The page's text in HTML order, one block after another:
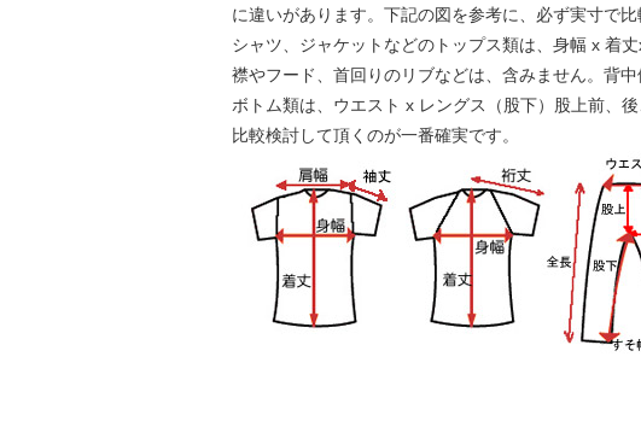
に違いがあります。下記の図を参考に、必ず実寸で比
シャツ、ジャケットなどのトップス類は、身幅 x 着
襟やフード、首回りのリブなどは、含みません。背
ボトム類は、ウエスト x レングス（股下）股上前、
比較検討して頂くのが一番確実です。